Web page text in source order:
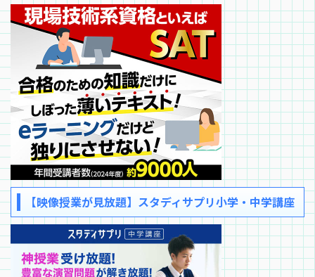
【映像授業が見放題】スタディサプリ小学・中学講座